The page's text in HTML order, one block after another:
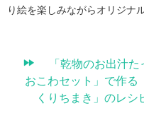
り絵を楽しみながらオリジナ
「乾物のお出汁
おこわセット」で作る
くりちまき」のレ